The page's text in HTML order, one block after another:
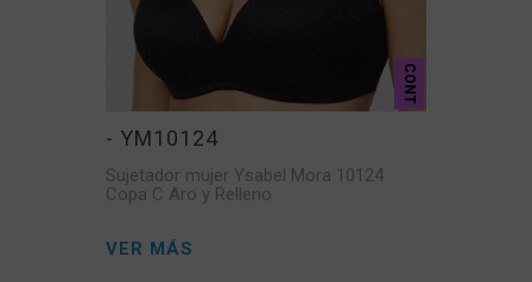
CONT
- YM10124
Sujetador mujer Ysabel Mora 10124
Copa C Aro y Relleno
VER MÁS